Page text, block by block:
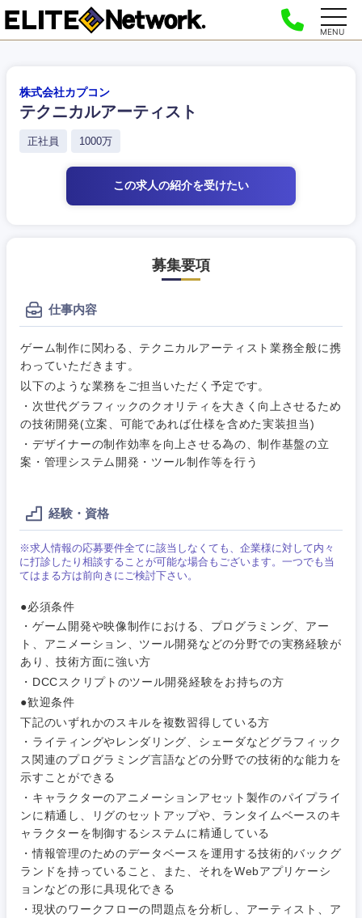
MENU
株式会社カプコン
テクニカルアーティスト
正社員 1000万
この求人の紹介を受けたい
募集要項
仕事内容
ゲーム制作に関わる、テクニカルアーティスト業務全般に携
わっていただきます。
以下のような業務をご担当いただく予定です。
・次世代グラフィックのクオリティを大きく向上させるため
の技術開発(立案、可能であれば仕様を含めた実装担当)
・デザイナーの制作効率を向上させる為の、制作基盤の立
案・管理システム開発・ツール制作等を行う
経験・資格
※求人情報の応募要件全てに該当しなくても、企業様に対して内々
に打診したり相談することが可能な場合もございます。一つでも当
てはまる方は前向きにご検討下さい。
●必須条件
・ゲーム開発や映像制作における、プログラミング、アー
ト、アニメーション、ツール開発などの分野での実務経験が
あり、技術方面に強い方
・DCCスクリプトのツール開発経験をお持ちの方
●歓迎条件
下記のいずれかのスキルを複数習得している方
・ライティングやレンダリング、シェーダなどグラフィック
ス関連のプログラミング言語などの分野での技術的な能力を
示すことができる
・キャラクターのアニメーションアセット製作のパイプライ
ンに精通し、リグのセットアップや、ランタイムベースのキ
ャラクターを制御するシステムに精通している
・情報管理のためのデータベースを運用する技術的バックグ
ランドを持っていること、また、それをWebアプリケーシ
ョンなどの形に具現化できる
・現状のワークフローの問題点を分析し、アーティスト、ア
ご希望の職種を選択してください
経営企
画・事業
企画
経営ボー
管理
人事
マーケテ
ィング
営業
サービス
クリエイ
ティブ
画
事業企画・事業開発
事業管理
経営企画
政策渉外
その他企画業務
ご希望の職種を選択してください
経営企画・事業企画
経営ボード
SCM
人事
マーケティング
営業
サービス
クリエイティブ
コンサルタント
専門職
ご希望の業界を選択してください
商社・卸
エネルギー・資源・環境
自動車・機械・船舶
電気・電子・半導体
素材・化学・金属
食品・化粧品・アパレル・消費財
メディカル・ヘルスケア・ライフサイエンス
金融
建設・不動産
ご希望の勤務地を選択してください
北海道・東北地方
北海道 青森県
宮城県 山形県
福島県
ご希望条件を入力ください
希望年収
20代
40代 50代
フリーワード
こだわり条件を入力ください
急募 第二新卒
上場企業
スタートアップ企
業
外資系企業 英語を活かす